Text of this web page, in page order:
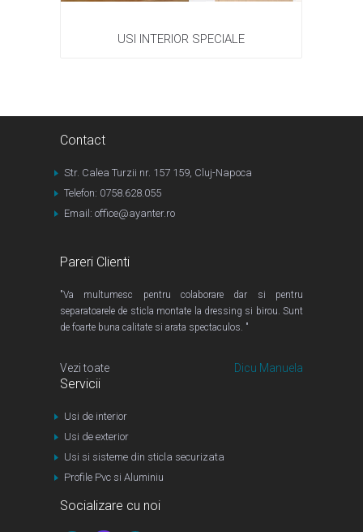
USI INTERIOR SPECIALE
Contact
Str. Calea Turzii nr. 157 159, Cluj-Napoca
Telefon: 0758.628.055
Email: office@ayanter.ro
Pareri Clienti
"Va multumesc pentru colaborare dar si pentru
separatoarele de sticla montate la dressing si birou. Sunt
de foarte buna calitate si arata spectaculos. "
Dicu Manuela
Vezi toate
Servicii
Usi de interior
Usi de exterior
Usi si sisteme din sticla securizata
Profile Pvc si Aluminiu
Socializare cu noi